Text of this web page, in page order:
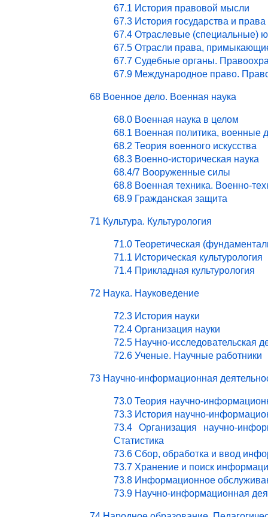
67.1 История правовой мысли
67.3 История государства и права
67.4 Отраслевые (специальные)
67.5 Отрасли права,
67.7 Судебные органы.
67.9 Международное право.
68 Военное дело. Военная наука
68.0 Военная наука в целом
68.1 Военная политика, военные
68.2 Теория военного искусства
68.3 Военно-историческая наука
68.4/7 Вооруженные силы
68.8 Военная техника. Военно-
68.9 Гражданская защита
71 Культура. Культурология
71.0 Теоретическая
71.1 Историческая культурология
71.4 Прикладная культурология
72 Наука. Науковедение
72.3 История науки
72.4 Организация науки
72.5 Научно-исследовательская
72.6 Ученые. Научные работники
73 Научно-информационная
73.0 Теория научно-
73.3 История научно-
73.4 Организация научно-
Статистика
73.6 Сбор, обработка и ввод
73.7 Хранение и поиск
73.8 Информационное
73.9 Научно-информационная